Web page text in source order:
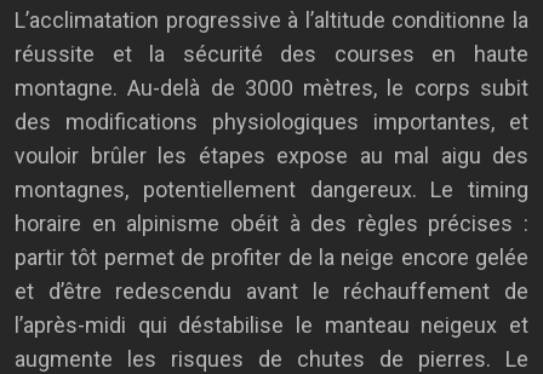
L’acclimatation progressive à l’altitude conditionne la
réussite et la sécurité des courses en haute
montagne. Au-delà de 3000 mètres, le corps subit
des modifications physiologiques importantes, et
vouloir brûler les étapes expose au mal aigu des
montagnes, potentiellement dangereux. Le timing
horaire en alpinisme obéit à des règles précises :
partir tôt permet de profiter de la neige encore gelée
et d’être redescendu avant le réchauffement de
l’après-midi qui déstabilise le manteau neigeux et
augmente les risques de chutes de pierres. Le